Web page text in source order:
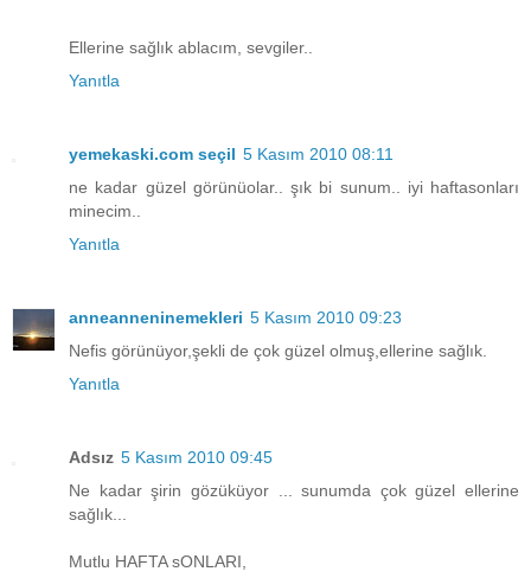
Ellerine sağlık ablacım, sevgiler..
Yanıtla
yemekaski.com seçil 5 Kasım 2010 08:11
ne kadar güzel görünüolar.. şık bi sunum.. iyi haftasonları
minecim..
Yanıtla
anneanneninemekleri 5 Kasım 2010 09:23
Nefis görünüyor,şekli de çok güzel olmuş,ellerine sağlık.
Yanıtla
Adsız 5 Kasım 2010 09:45
Ne kadar şirin gözüküyor ... sunumda çok güzel ellerine
sağlık...
Mutlu HAFTA sONLARI,